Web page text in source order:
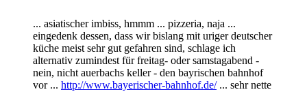
... asiatischer imbiss, hmmm ... pizzeria, naja ...
eingedenk dessen, dass wir bislang mit uriger deutscher
küche meist sehr gut gefahren sind, schlage ich
alternativ zumindest für freitag- oder samstagabend -
nein, nicht auerbachs keller - den bayrischen bahnhof
vor ... http://www.bayerischer-bahnhof.de/... sehr nette